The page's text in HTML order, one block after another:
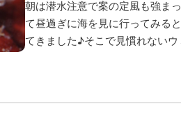
朝は潜水注意で案の定風も強ま
て昼過ぎに海を見に行ってみる
てきました♪そこで見慣れない